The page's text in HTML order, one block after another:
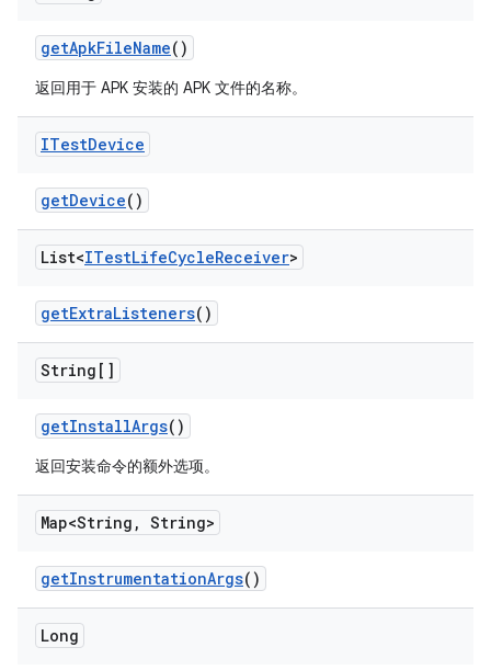
getApkFileName()
返回用于 APK 安装的 APK 文件的名称。
ITestDevice
getDevice()
List<ITestLifeCycleReceiver>
getExtraListeners()
String[]
getInstallArgs()
返回安装命令的额外选项。
Map<String , String>
getInstrumentationArgs()
Long